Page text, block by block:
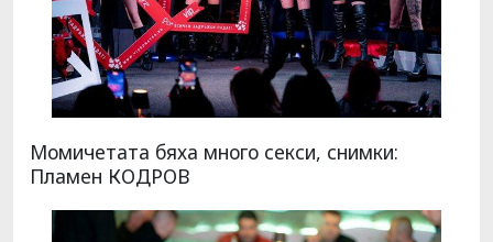
Момичетата бяха много секси, снимки:
Пламен КОДРОВ